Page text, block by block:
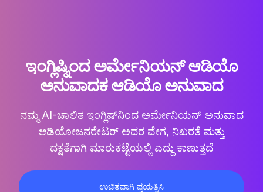
ಇಂಗ್ಲಿಷ್ನಿಂದ ಅರ್ಮೇನಿಯನ್ ಆಡಿಯೊ
ಅನುವಾದಕ ಆಡಿಯೊ ಅನುವಾದ
ನಮ್ಮ AI-ಚಾಲಿತ ಇಂಗ್ಲಿಷ್‌ನಿಂದ ಅರ್ಮೇನಿಯನ್ ಅನುವಾದ
ಆಡಿಯೋಜನರೇಟರ್ ಅದರ ವೇಗ, ನಿಖರತೆ ಮತ್ತು
ದಕ್ಷತೆಗಾಗಿ ಮಾರುಕಟ್ಟೆಯಲ್ಲಿ ಎದ್ದು ಕಾಣುತ್ತದೆ
ಉಚಿತವಾಗಿ ಪ್ರಯತ್ನಿಸಿ